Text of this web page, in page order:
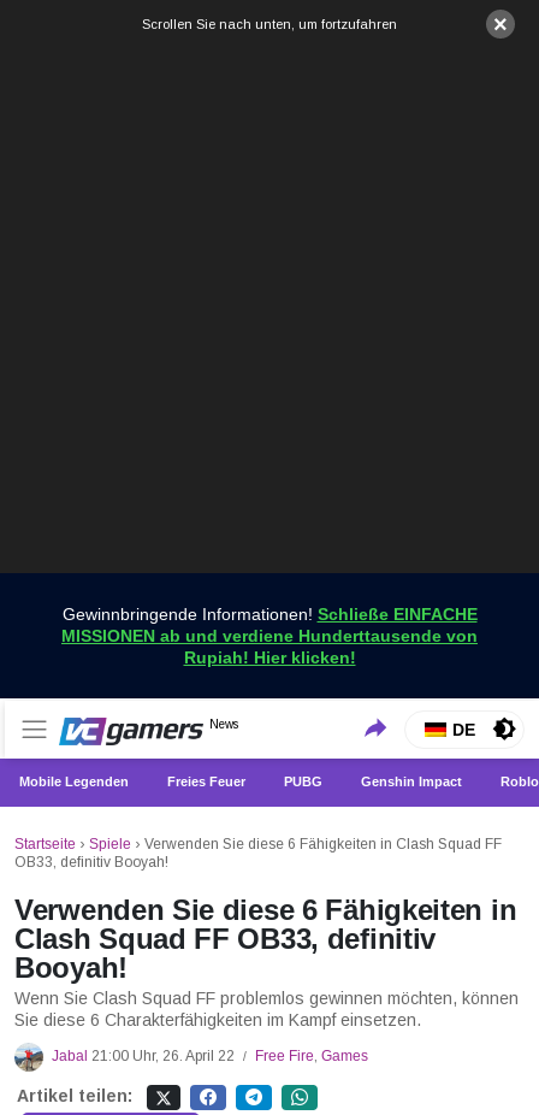
×
Scrollen Sie nach unten, um fortzufahren
Gewinnbringende Informationen! Schließe EINFACHE
MISSIONEN ab und verdiene Hunderttausende von
Rupiah! Hier klicken!
VCGamers-Neuigkeiten
News
Holen Sie sich die neuesten Spielnachrichten nur bei
VCGamers
DE
Mobile Legenden Freies Feuer PUBG Genshin Impact
Startseite › Spiele › Verwenden Sie diese 6 Fähigkeiten in Clash Squad FF
OB33, definitiv Booyah!
Verwenden Sie diese 6 Fähigkeiten in
Clash Squad FF OB33, definitiv
Booyah!
Wenn Sie Clash Squad FF problemlos gewinnen möchten, können
Sie diese 6 Charakterfähigkeiten im Kampf einsetzen.
Jabal 21:00 Uhr, 26. April 22 / Free Fire, Games
Artikel teilen: